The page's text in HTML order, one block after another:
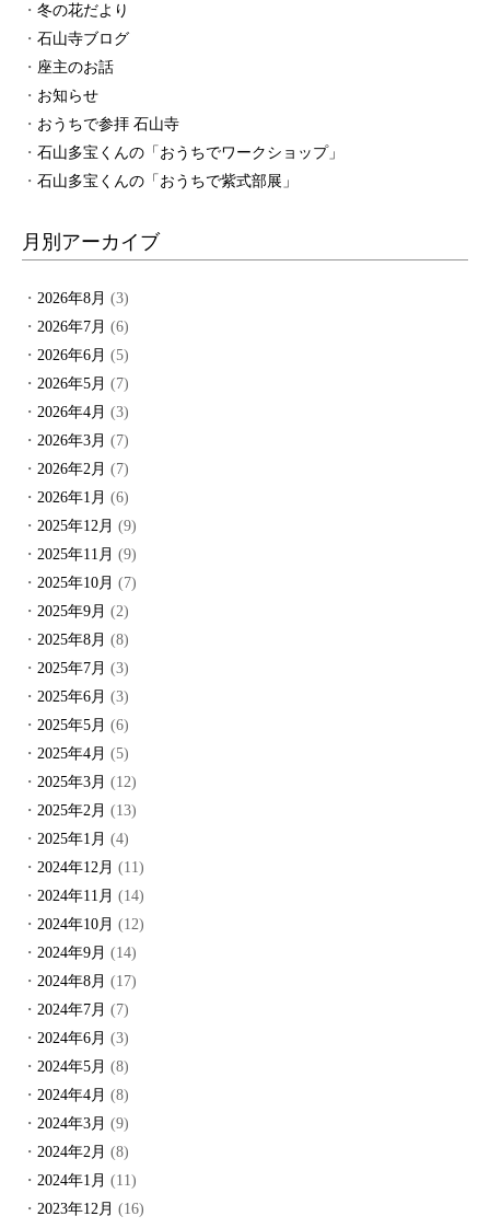
冬の花だより
石山寺ブログ
座主のお話
お知らせ
おうちで参拝 石山寺
石山多宝くんの「おうちでワークショップ」
石山多宝くんの「おうちで紫式部展」
月別アーカイブ
2026年8月 (3)
2026年7月 (6)
2026年6月 (5)
2026年5月 (7)
2026年4月 (3)
2026年3月 (7)
2026年2月 (7)
2026年1月 (6)
2025年12月 (9)
2025年11月 (9)
2025年10月 (7)
2025年9月 (2)
2025年8月 (8)
2025年7月 (3)
2025年6月 (3)
2025年5月 (6)
2025年4月 (5)
2025年3月 (12)
2025年2月 (13)
2025年1月 (4)
2024年12月 (11)
2024年11月 (14)
2024年10月 (12)
2024年9月 (14)
2024年8月 (17)
2024年7月 (7)
2024年6月 (3)
2024年5月 (8)
2024年4月 (8)
2024年3月 (9)
2024年2月 (8)
2024年1月 (11)
2023年12月 (16)